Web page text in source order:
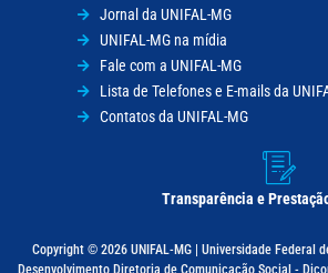
Jornal da UNIFAL-MG
UNIFAL-MG na mídia
Fale com a UNIFAL-MG
Lista de Telefones e E-mails da
Contatos da UNIFAL-MG
Transparência e
Copyright © 2026 UNIFAL-MG | Universidade Federal